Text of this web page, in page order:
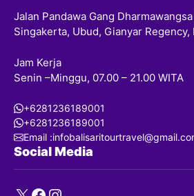
Jalan Pandawa Gang
Singakerta, Ubud, Gianyar Regency,
Jam Kerja
Senin –Minggu, 07.00 – 21.00 WITA
+6281236189001
+6281236189001
Email
Social Media